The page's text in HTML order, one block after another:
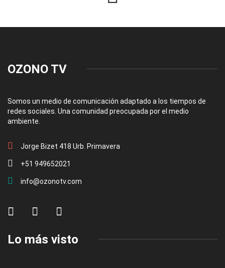
OZONO TV
Somos un medio de comunicación adaptado a los tiempos de
redes sociales. Una comunidad preocupada por el medio
ambiente.
Jorge Bizet 418 Urb. Primavera
+51 949652021
info@ozonotv.com
Lo más visto